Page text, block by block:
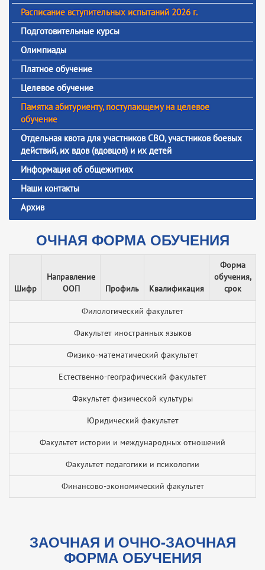
Расписание вступительных испытаний 2026 г.
Подготовительные курсы
Олимпиады
Платное обучение
Целевое обучение
Памятка абитуриенту, поступающему на целевое
обучение
Отдельная квота для участников СВО, участников боевых
действий, их вдов (вдовцов) и их детей
Информация об общежитиях
Наши контакты
Архив
ОЧНАЯ ФОРМА ОБУЧЕНИЯ
Шифр
Направление
ООП
Профиль Квалификация
Форма
обучения,
срок
Филологический факультет
Факультет иностранных языков
Физико-математический факультет
Естественно-географический факультет
Факультет физической культуры
Юридический факультет
Факультет истории и международных отношений
Факультет педагогики и психологии
Финансово-экономический факультет
ЗАОЧНАЯ И ОЧНО-ЗАОЧНАЯ
ФОРМА ОБУЧЕНИЯ